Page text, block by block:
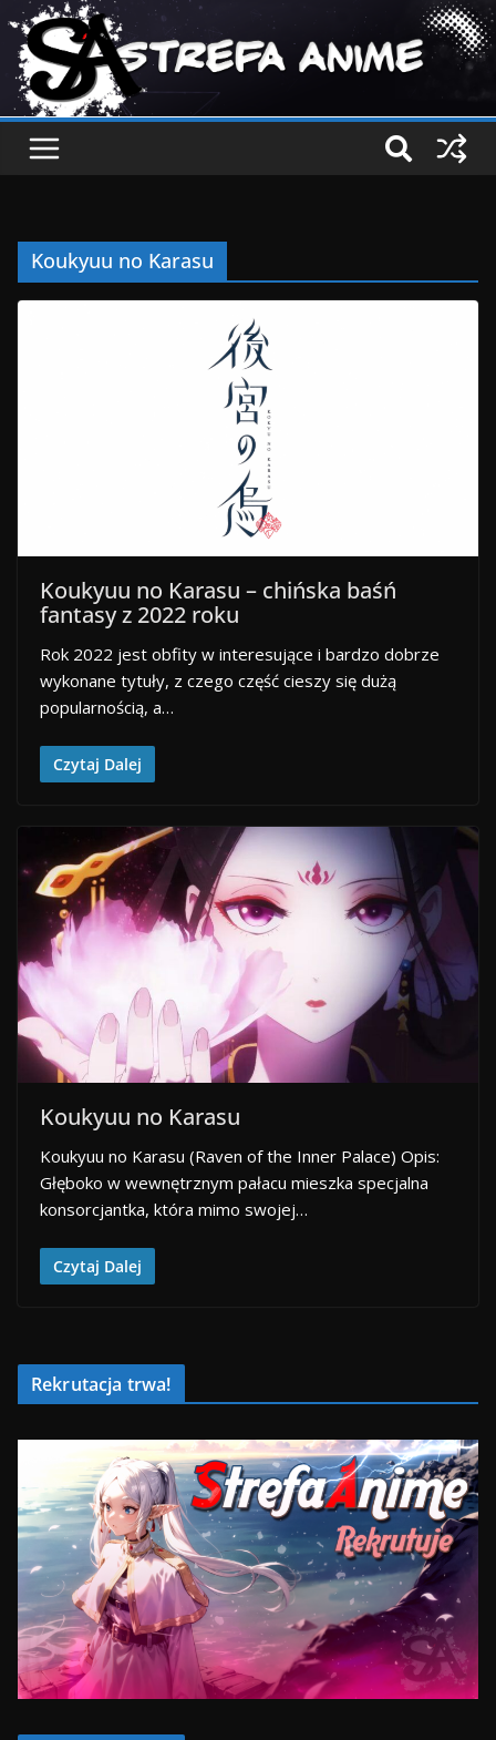
Koukyuu no Karasu
Koukyuu no Karasu – chińska baśń
fantasy z 2022 roku
Rok 2022 jest obfity w interesujące i bardzo dobrze
wykonane tytuły, z czego część cieszy się dużą
popularnością, a…
Czytaj Dalej
Koukyuu no Karasu
Koukyuu no Karasu (Raven of the Inner Palace) Opis:
Głęboko w wewnętrznym pałacu mieszka specjalna
konsorcjantka, która mimo swojej…
Czytaj Dalej
Rekrutacja trwa!